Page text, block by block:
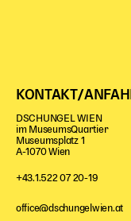
Dramaturgie +
Rund um den
KONTAKT/
DSCHUNGEL WIEN
im MuseumsQuartier
Museumsplatz 1
A-1070 Wien
+43.1.522 07 20-19
office@dschungelwien.at